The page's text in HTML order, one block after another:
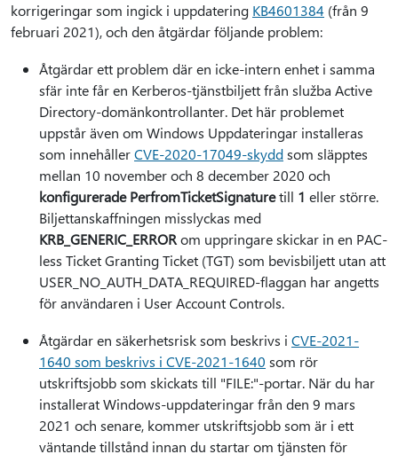
korrigeringar som ingick i uppdatering KB4601384 (från 9
februari 2021), och den åtgärdar följande problem:
Åtgärdar ett problem där en icke-intern enhet i samma
sfär inte får en Kerberos-tjänstbiljett från služba Active
Directory-domänkontrollanter. Det här problemet
uppstår även om Windows Uppdateringar installeras
som innehållerCVE-2020-17049-skyddsom släpptes
mellan 10 november och 8 december 2020 och
konfigurerade PerfromTicketSignaturetill 1 eller större.
Biljettanskaffningen misslyckas med
KRB_GENERIC_ERRORom uppringare skickar in en PAC-
less Ticket Granting Ticket (TGT) som bevisbiljett utan att
USER_NO_AUTH_DATA_REQUIRED-flaggan har angetts
för användaren i User Account Controls.
Åtgärdar en säkerhetsrisk som beskrivs i CVE-2021-
1640 som beskrivs i CVE-2021-1640 som rör
utskriftsjobb som skickats till "FILE:"-portar. När du har
installerat Windows-uppdateringar från den 9 mars
2021 och senare, kommer utskriftsjobb som är i ett
väntande tillstånd innan du startar om tjänsten för